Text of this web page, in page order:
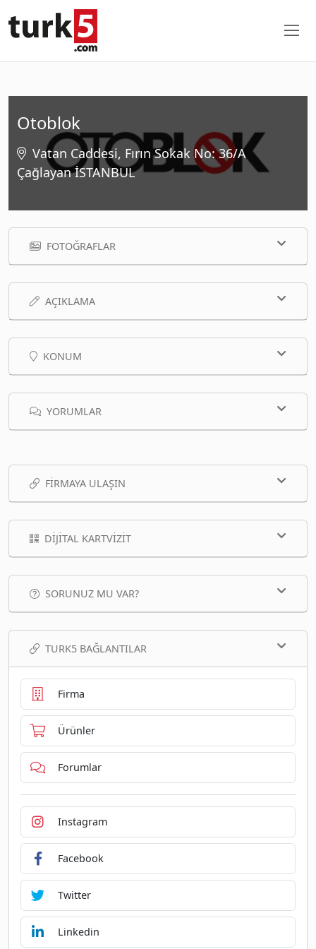
Otoblok
Vatan Caddesi, Fırın Sokak No: 36/A
Çağlayan İSTANBUL
FOTOĞRAFLAR
AÇIKLAMA
KONUM
YORUMLAR
FIRMAYA ULAŞIN
DIJITAL KARTVIZIT
SORUNUZ MU VAR?
TURK5 BAĞLANTILAR
Firma
Ürünler
Forumlar
Instagram
Facebook
Twitter
Linkedin